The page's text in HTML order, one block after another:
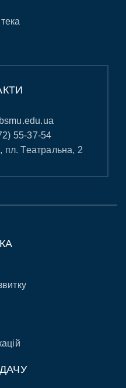
55-37-54
пл. Театральна, 2